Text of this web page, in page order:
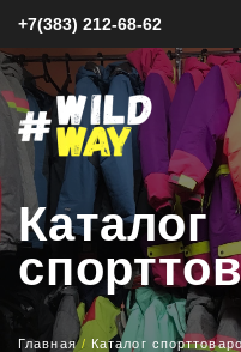
+7(383) 212-68-62
Каталог
Главная / Каталог